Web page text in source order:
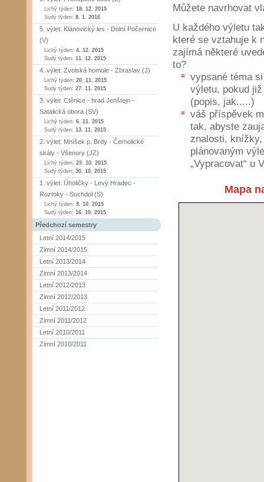
Lichý týden: 18. 12. 2015
Sudý týden: 8. 1. 2016
5. výlet: Klánovický les - Dolní Počernice
(V)
Lichý týden: 4. 12. 2015
Sudý týden: 11. 12. 2015
4. výlet: Zvolská homole - Zbraslav (J)
Lichý týden: 20. 11. 2015
Sudý týden: 27. 11. 2015
3. výlet: Ctěnice - hrad Jenštejn -
Satalická obora (SV)
Lichý týden: 6. 11. 2015
Sudý týden: 13. 11. 2015
2. výlet: Mníšek p. Brdy - Černolické
skály - Všenory (JZ)
Lichý týden: 23. 10. 2015
Sudý týden: 30. 10. 2015
1. výlet: Úholičky - Levý Hradec -
Roztoky - Suchdol (S)
Lichý týden: 9. 10. 2015
Sudý týden: 16. 10. 2015
Předchozí semestry
Letní 2014/2015
Zimní 2014/2015
Letní 2013/2014
Zimní 2013/2014
Letní 2012/2013
Zimní 2012/2013
Letní 2011/2012
Zimní 2011/2012
Letní 2010/2011
Zimní 2010/2011
Můžete navrhovat
U každého výletu
které se vztahuje k
zajímá některé
to?
vypsané téma
výletu, pokud
(popis, jak.....)
váš příspěvek
tak, abyste
znalosti,
plánovaným
„Vypracovat“ u
Mapa